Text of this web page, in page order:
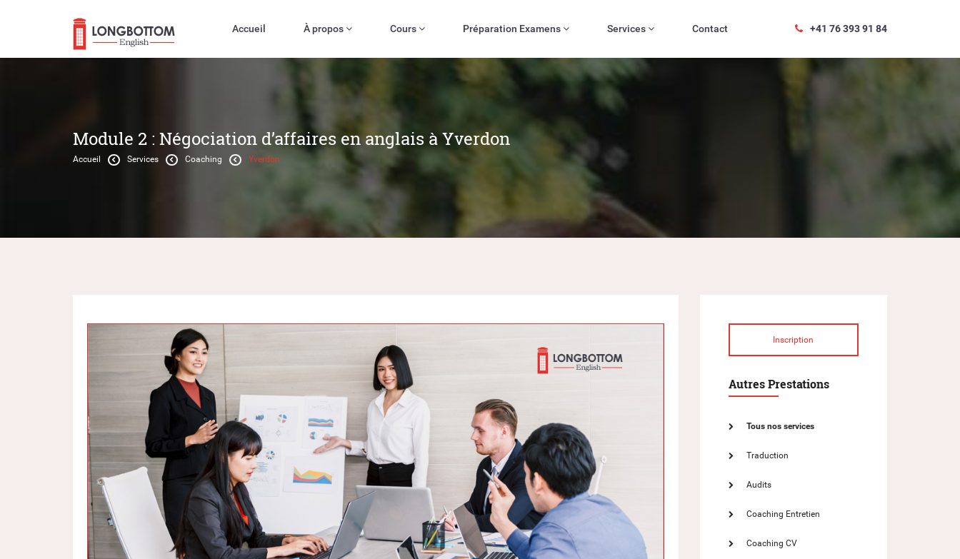
Accueil À propos Cours Préparation Examens Services Contact +41 76 393 91 84
Module 2 : Négociation d’affaires en anglais à Yverdon
Accueil Services Coaching Yverdon
Inscription
Autres Prestations
Tous nos services
Traduction
Audits
Coaching Entretien
Coaching CV